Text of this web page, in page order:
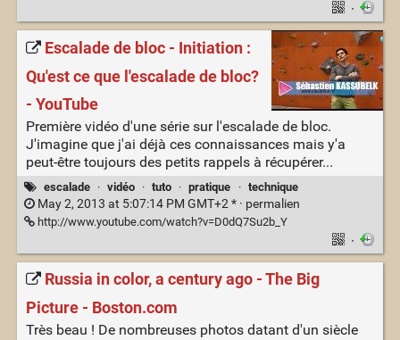
·
Escalade de bloc - Initiation :
Qu'est ce que l'escalade de bloc?
- YouTube
Première vidéo d'une série sur l'escalade de bloc.
J'imagine que j'ai déjà ces connaissances mais y'a
peut-être toujours des petits rappels à récupérer...
escalade · vidéo · tuto · pratique · technique
May 2, 2013 at 5:07:14 PM GMT+2 * · permalien
http://www.youtube.com/watch?v=D0dQ7Su2b_Y
·
Russia in color, a century ago - The Big
Picture - Boston.com
Très beau ! De nombreuses photos datant d'un siècle